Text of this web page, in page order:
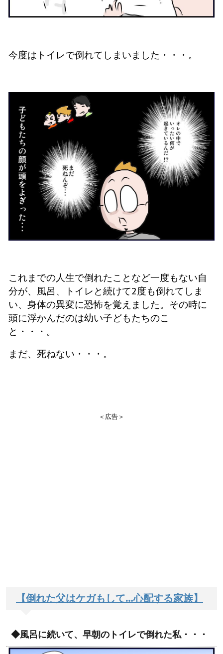
今度はトイレで倒れてしまいました・・・。
これまでの人生で倒れたことなど一度もない自
分が、風呂、トイレと続けて2度も倒れてしま
い、身体の異変に恐怖を覚えました。 その時に
頭に浮かんだのは幼い子どもたちのこ
と・・・。
まだ、死ねない・・・。
＜広告＞
【倒れた父はケガもして…心配する家族】
◆風呂に続いて、早朝のトイレで倒れた私・・・